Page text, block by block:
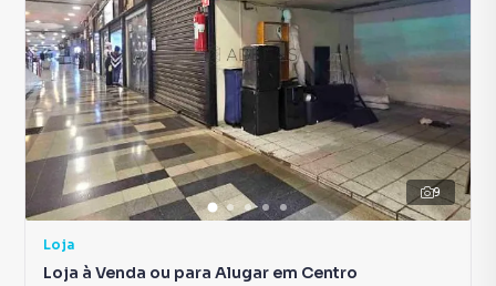
9
Loja
Loja à Venda ou para Alugar em Centro